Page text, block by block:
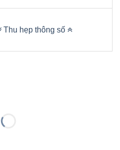
Thu hẹp thông số